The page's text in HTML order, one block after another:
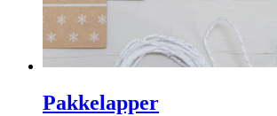
Pakkelapper